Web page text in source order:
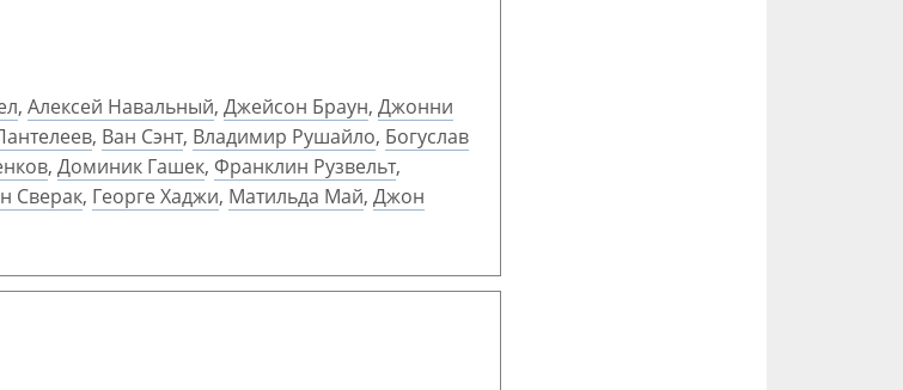
, Алексей Навальный, Джейсон Браун, Джонни
, Ван Сэнт, Владимир Рушайло, Богуслав
, Доминик Гашек, Франклин Рузвельт,
Сверак, Георге Хаджи, Матильда Май, Джон